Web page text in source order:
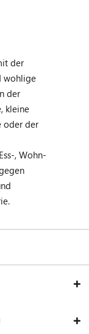
der
wohlige
der
kleine
oder der
, Wohn-